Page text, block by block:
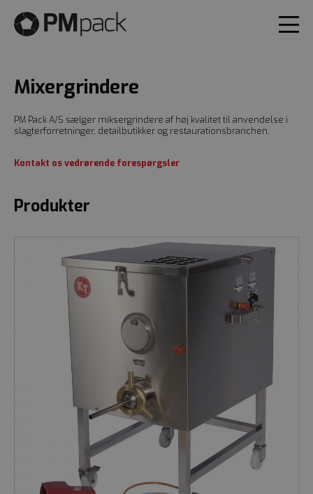
Mixergrindere
PM Pack A/S sælger miksergrindere af høj kvalitet til anvendelse i
slagterforretninger, detailbutikker og restaurationsbranchen.
Kontakt os vedrørende forespørgsler
Produkter